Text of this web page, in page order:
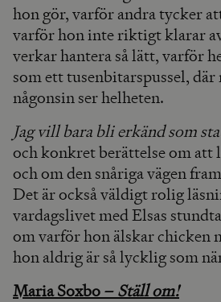
hon gör, varför andra tycker
varför hon inte riktigt klarar
verkar hantera så lätt, varför
som ett tusenbitarspussel,
någonsin ser helheten.
Jag vill bara bli erkänd som
och konkret berättelse om att
och om den snåriga vägen
Det är också väldigt rolig
vardagslivet med Elsas
om varför hon älskar chicken
hon aldrig är så lycklig som
Maria Soxbo – Ställ om!